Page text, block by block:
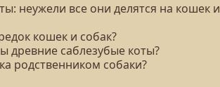
неужели все они делятся на кошек и
кошек и собак?
древние саблезубые коты?
родственником собаки?